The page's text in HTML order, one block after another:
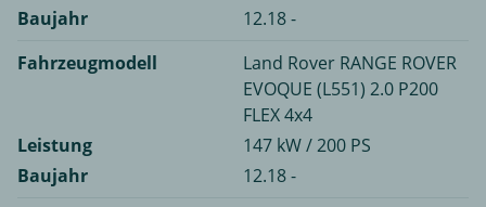
Baujahr
12.18 -
Fahrzeugmodell
Land Rover RANGE ROVER
EVOQUE (L551) 2.0 P200
FLEX 4x4
Leistung
147 kW / 200 PS
Baujahr
12.18 -